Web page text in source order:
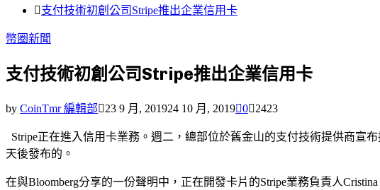
支付技術初創公司Stripe推出企業信用卡
幣圈新聞
支付技術初創公司Stripe推出企業信用卡
by CoinTmr 編輯部 23 9 月, 201924 10 月, 2019 0 2423
Stripe正在進入信用卡業務。週二，總部位於舊金山的支付技術提供商宣
天後發布的。
在與Bloomberg分享的一份聲明中，正在開發卡片的Stripe業務負責人